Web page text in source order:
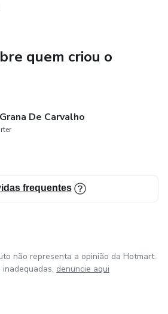
paternidade de forma mais leve,
desafios em união.
quem criou o
De Carvalho
frequentes
não representa a opinião da Hotmart.
denuncie aqui